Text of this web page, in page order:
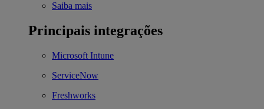
Saiba mais
Principais integrações
Microsoft Intune
ServiceNow
Freshworks